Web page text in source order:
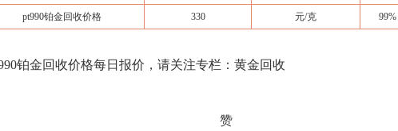
pt990铂金回收价格 330 元/克 99%
铂金回收价格每日报价，请关注专栏：黄金回收
赞